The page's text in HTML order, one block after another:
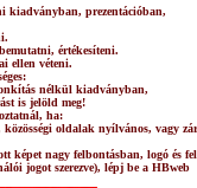
kiadványban, prezentációban,
értékesíteni.
ellen véteni.
nélkül kiadványban,
is jelöld meg!
ha:
oldalak nyílvános, vagy
képet nagy felbontásban, logó és
jogot szerezve), lépj be a HBweb